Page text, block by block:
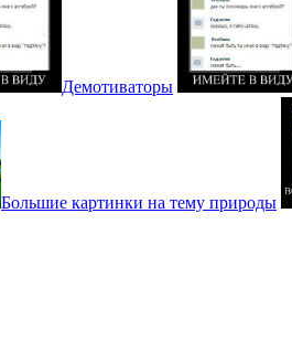
Демотиваторы
Большие картинки на тему природы